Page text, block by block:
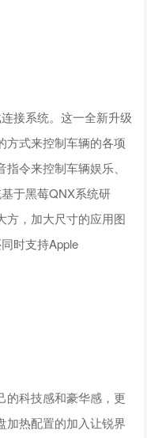
接系统。这一全新升级
方式来控制车辆的各项
令来控制车辆娱乐、
于黑莓QNX系统研
方，加大尺寸的应用图
时支持Apple
的科技感和豪华感，更
加热配置的加入让锐界